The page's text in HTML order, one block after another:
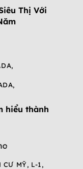
Thị Với
,
,
hiểu thành
MỸ, L-1,